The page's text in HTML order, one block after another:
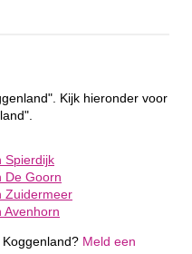
Kijk hieronder voor
Spierdijk
De Goorn
Zuidermeer
Avenhorn
Meld een